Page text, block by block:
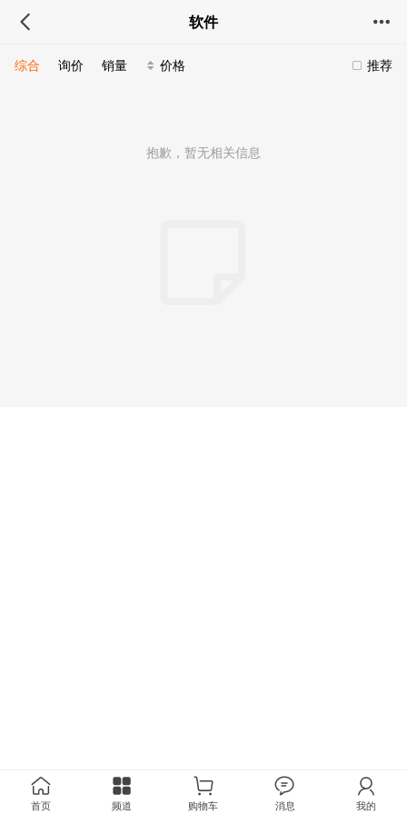
软件
推荐
综合 询价 销量 价格
抱歉，暂无相关信息
首页 频道 购物车 消息 我的